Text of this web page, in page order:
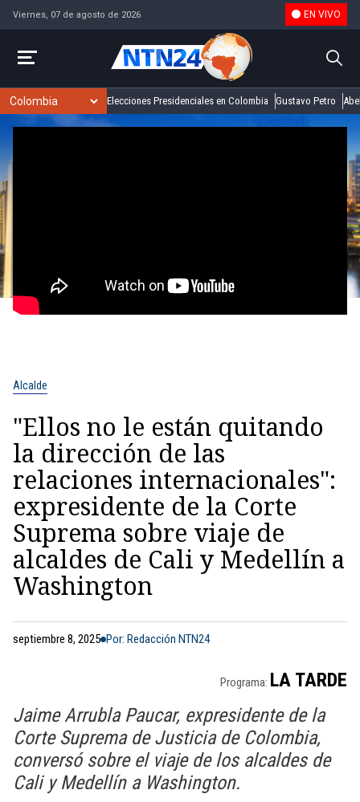
Viernes, 07 de agosto de 2026 EN VIVO
Elecciones Presidenciales en Colombia Gustavo Petro
Alcalde
"Ellos no le están quitando
la dirección de las
relaciones internacionales":
expresidente de la Corte
Suprema sobre viaje de
alcaldes de Cali y Medellín a
Washington
septiembre 8, 2025 Por: Redacción NTN24
Programa: LA TARDE
Jaime Arrubla Paucar, expresidente de la
Corte Suprema de Justicia de Colombia,
conversó sobre el viaje de los alcaldes de
Cali y Medellín a Washington.